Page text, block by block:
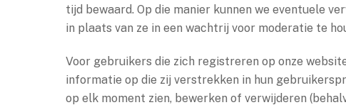
tijd bewaard. Op die manier kunnen we eventuele
in plaats van ze in een wachtrij voor moderatie te
Voor gebruikers die zich registreren op onze
informatie op die zij verstrekken in hun
op elk moment zien, bewerken of verwijderen